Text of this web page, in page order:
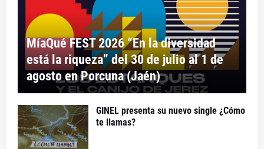
MíaQué FEST 2026 “En la diversidad
está la riqueza” del 30 de julio al 1 de
agosto en Porcuna (Jaén)
GINEL presenta su nuevo single ¿Cómo
te llamas?